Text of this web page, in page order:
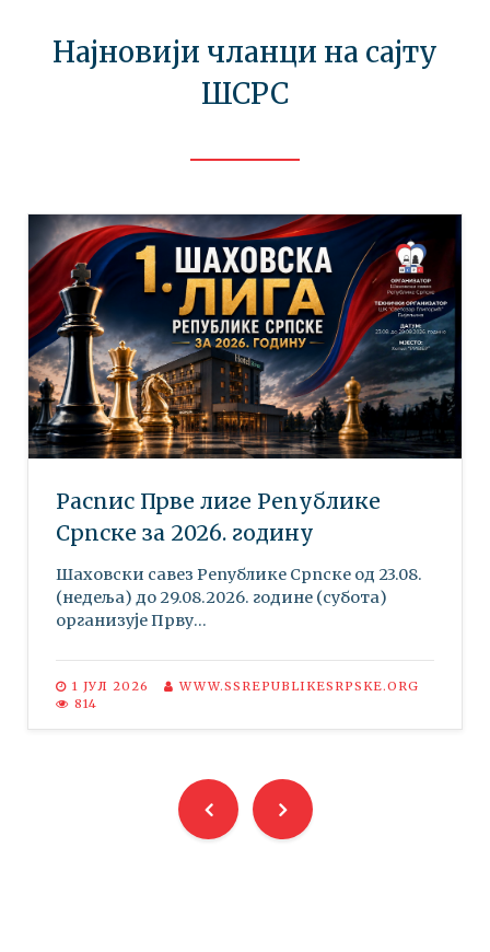
Најновији чланци на сајту
ШСРС
Распис Прве лиге Републике
Српске за 2026. годину
Шаховски савез Републике Српске oд 23.08.
(недеља) до 29.08.2026. године (субота)
организује Прву...
1 ЈУЛ 2026
WWW.SSREPUBLIKESRPSKE.ORG
814